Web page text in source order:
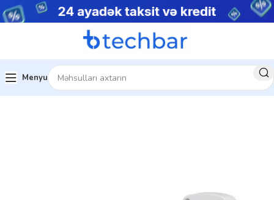
Menyu
Şəbəkə Məhsulları IP kameralar